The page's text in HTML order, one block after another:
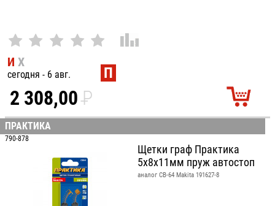
И Х
сегодня - 6 авг. П
2 308,00P
УБ.
ПРАКТИКА
790-878
Щетки граф Практика
5x8x11мм пруж автостоп
аналог CB-64 Makita 191627-8